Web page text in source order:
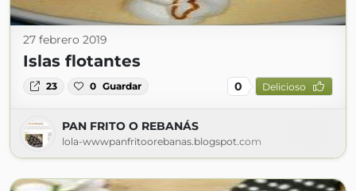
27 febrero 2019
Islas flotantes
23 0 Guardar 0 Delicioso
PAN FRITO O REBANÁS
lola-wwwpanfritoorebanas.blogspot.com